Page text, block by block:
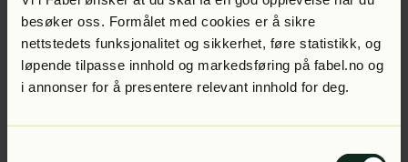
besøker oss. Formålet med cookies er å sikre
nettstedets funksjonalitet og sikkerhet, føre statistikk, og
løpende tilpasse innhold og markedsføring på fabel.no og
i annonser for å presentere relevant innhold for deg.